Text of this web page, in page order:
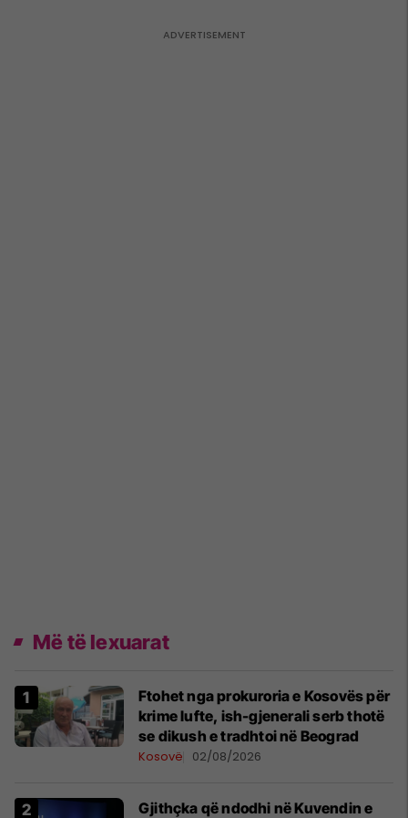
Më të lexuarat
Ftohet nga prokuroria e Kosovës për
krime lufte, ish-gjenerali serb thotë
se dikush e tradhtoi në Beograd
Kosovë 02/08/2026
Gjithçka që ndodhi në Kuvendin e